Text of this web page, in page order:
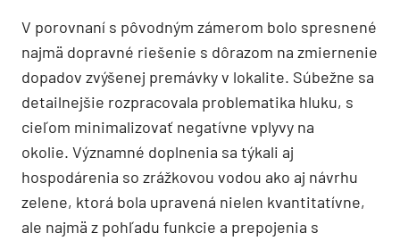
V porovnaní s pôvodným zámerom bolo spresnené
najmä dopravné riešenie s dôrazom na zmiernenie
dopadov zvýšenej premávky v lokalite. Súbežne sa
detailnejšie rozpracovala problematika hluku, s
cieľom minimalizovať negatívne vplyvy na
okolie. Významné doplnenia sa týkali aj
hospodárenia so zrážkovou vodou ako aj návrhu
zelene, ktorá bola upravená nielen kvantitatívne,
ale najmä z pohľadu funkcie a prepojenia s